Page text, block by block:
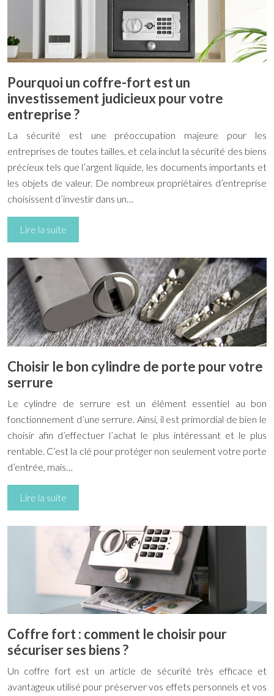
Pourquoi un coffre-fort est un
investissement judicieux pour votre
entreprise ?
La sécurité est une préoccupation majeure pour les
entreprises de toutes tailles, et cela inclut la sécurité des biens
précieux tels que l’argent liquide, les documents importants et
les objets de valeur. De nombreux propriétaires d’entreprise
choisissent d’investir dans un…
Lire la suite
Choisir le bon cylindre de porte pour votre
serrure
Le cylindre de serrure est un élément essentiel au bon
fonctionnement d’une serrure. Ainsi, il est primordial de bien le
choisir afin d’effectuer l’achat le plus intéressant et le plus
rentable. C’est la clé pour protéger non seulement votre porte
d’entrée, mais…
Lire la suite
Coffre fort : comment le choisir pour
sécuriser ses biens ?
Un coffre fort est un article de sécurité très efficace et
avantageux utilisé pour préserver vos effets personnels et vos